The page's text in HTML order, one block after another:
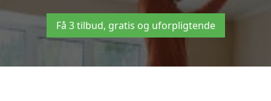
Få 3 tilbud, gratis og uforpligtende